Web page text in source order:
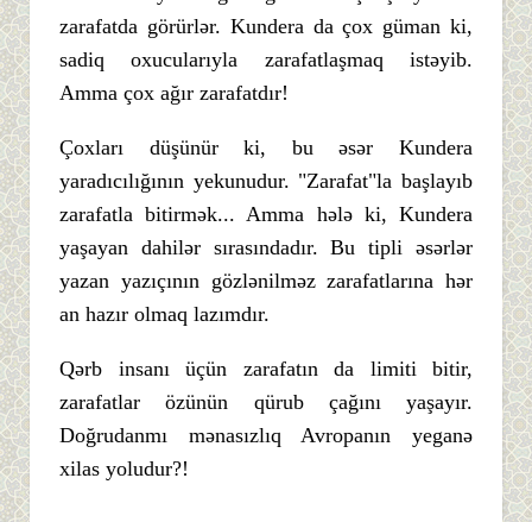
zarafatda görürlər. Kundera da çox güman ki,
sadiq oxucularıyla zarafatlaşmaq istəyib.
Amma çox ağır zarafatdır!
Çoxları düşünür ki, bu əsər Kundera
yaradıcılığının yekunudur. "Zarafat"la başlayıb
zarafatla bitirmək... Amma hələ ki, Kundera
yaşayan dahilər sırasındadır. Bu tipli əsərlər
yazan yazıçının gözlənilməz zarafatlarına hər
an hazır olmaq lazımdır.
Qərb insanı üçün zarafatın da limiti bitir,
zarafatlar özünün qürub çağını yaşayır.
Doğrudanmı mənasızlıq Avropanın yeganə
xilas yoludur?!